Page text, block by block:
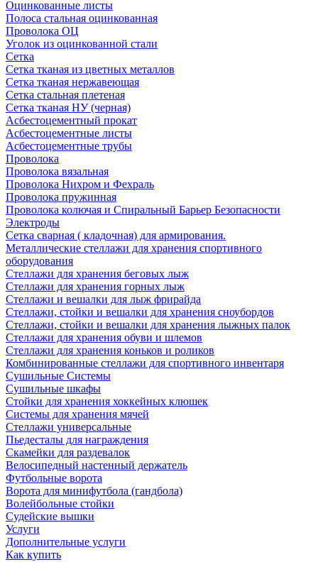
Оцинкованные листы
Полоса стальная оцинкованная
Проволока ОЦ
Уголок из оцинкованной стали
Сетка
Сетка тканая из цветных металлов
Сетка тканая нержавеющая
Сетка стальная плетеная
Сетка тканая НУ (черная)
Асбестоцементный прокат
Асбестоцементные листы
Асбестоцементные трубы
Проволока
Проволока вязальная
Проволока Нихром и Фехраль
Проволока пружинная
Проволока колючая и Спиральный Барьер Безопасности
Электроды
Сетка сварная ( кладочная) для армирования.
Металлические стеллажи для хранения спортивного
оборудования
Стеллажи для хранения беговых лыж
Стеллажи для хранения горных лыж
Стеллажи и вешалки для лыж фрирайда
Стеллажи, стойки и вешалки для хранения сноубордов
Стеллажи, стойки и вешалки для хранения лыжных палок
Стеллажи для хранения обуви и шлемов
Стеллажи для хранения коньков и роликов
Комбинированные стеллажи для спортивного инвентаря
Сушильные Системы
Сушильные шкафы
Стойки для хранения хоккейных клюшек
Системы для хранения мячей
Стеллажи универсальные
Пьедесталы для награждения
Скамейки для раздевалок
Велосипедный настенный держатель
Футбольные ворота
Ворота для минифутбола (гандбола)
Волейбольные стойки
Судейские вышки
Услуги
Дополнительные услуги
Как купить